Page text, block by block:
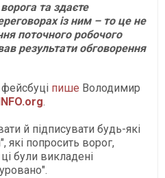
та здаєте
із ним – то це не
поточного робочого
результати обговорення
фейсбуці пише Володимир
.
й підписувати будь-які
які попросить ворог,
були викладені